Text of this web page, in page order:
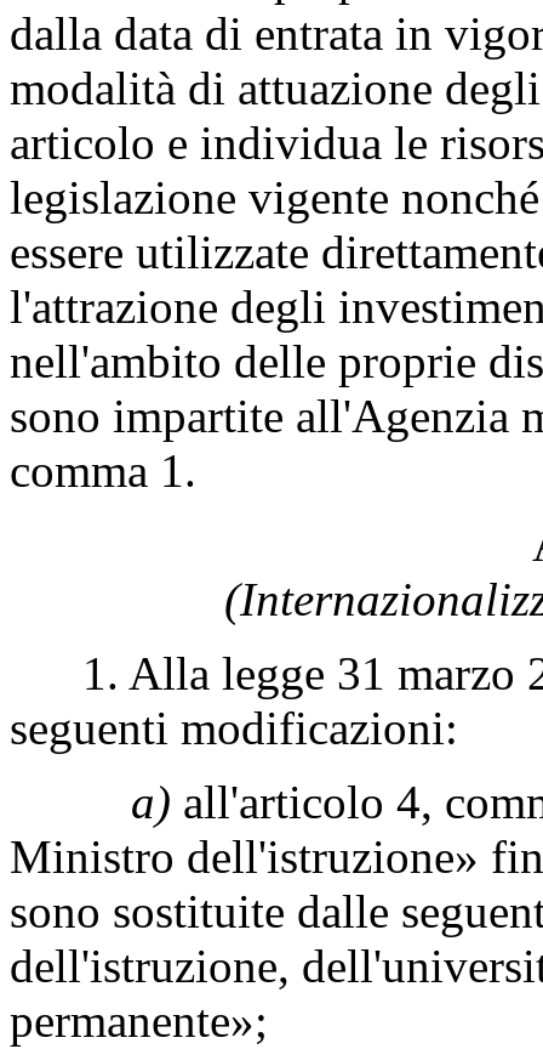
dalla data di entrata in
modalità di attuazione
articolo e individua le
legislazione vigente
essere utilizzate
l'attrazione degli
nell'ambito delle proprie
sono impartite all'Agenzia
comma 1.
1. Alla legge 31 marzo
seguenti modificazioni:
a) all'articolo 4,
Ministro dell'istruzione»
sono sostituite dalle
dell'istruzione,
permanente»;